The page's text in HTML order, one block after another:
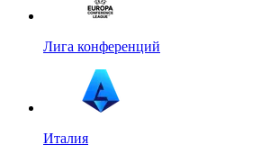
Лига конференций
Италия